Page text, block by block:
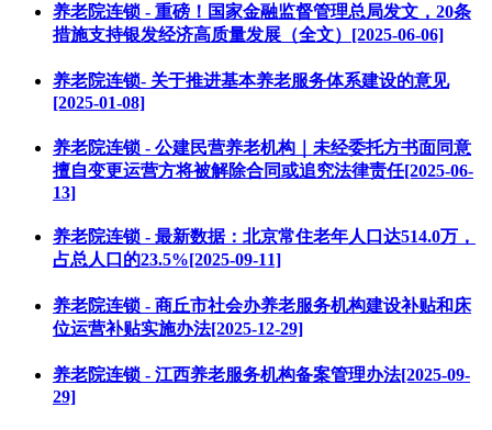
养老院连锁 - 重磅！国家金融监督管理总局发文，20条
措施支持银发经济高质量发展（全文）[2025-06-06]
养老院连锁- 关于推进基本养老服务体系建设的意见
[2025-01-08]
养老院连锁 - 公建民营养老机构｜未经委托方书面同意
擅自变更运营方将被解除合同或追究法律责任[2025-06-
13]
养老院连锁 - 最新数据：北京常住老年人口达514.0万，
占总人口的23.5%[2025-09-11]
养老院连锁 - 商丘市社会办养老服务机构建设补贴和床
位运营补贴实施办法[2025-12-29]
养老院连锁 - 江西养老服务机构备案管理办法[2025-09-
29]